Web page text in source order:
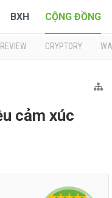
BXH CỘNG ĐỒNG
REVIEW CRYPTORY
cảm xúc